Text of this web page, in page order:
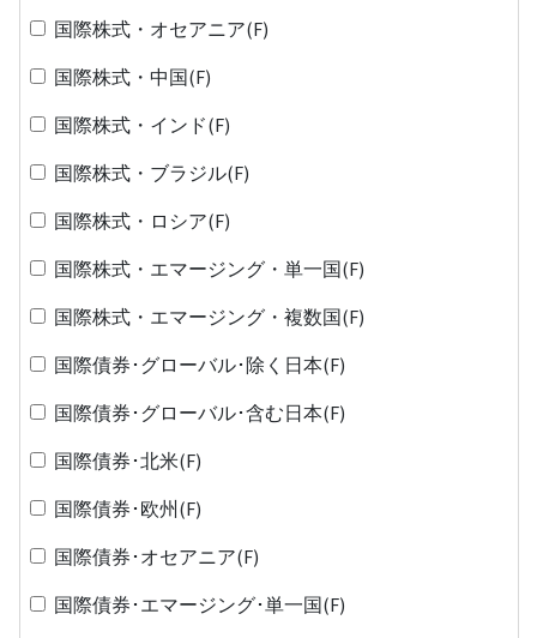
国際株式・オセアニア(F)
国際株式・中国(F)
国際株式・インド(F)
国際株式・ブラジル(F)
国際株式・ロシア(F)
国際株式・エマージング・単一国(F)
国際株式・エマージング・複数国(F)
国際債券･グローバル･除く日本(F)
国際債券･グローバル･含む日本(F)
国際債券･北米(F)
国際債券･欧州(F)
国際債券･オセアニア(F)
国際債券･エマージング･単一国(F)